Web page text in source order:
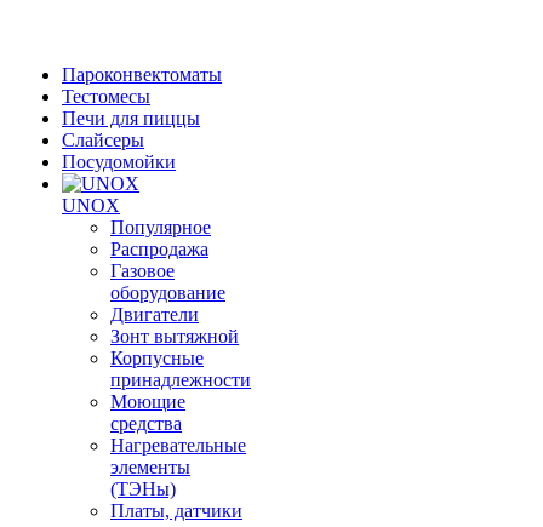
Пароконвектоматы
Тестомесы
Печи для пиццы
Слайсеры
Посудомойки
UNOX
Популярное
Распродажа
Газовое
оборудование
Двигатели
Зонт вытяжной
Корпусные
принадлежности
Моющие
средства
Нагревательные
элементы
(ТЭНы)
Платы, датчики